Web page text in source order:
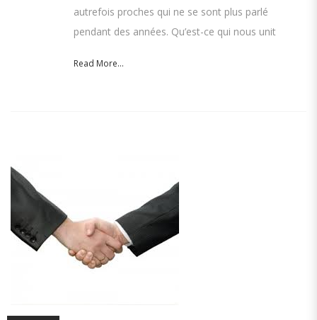
autrefois proches qui ne se sont plus parlé
pendant des années. Qu’est-ce qui nous unit
Read More...